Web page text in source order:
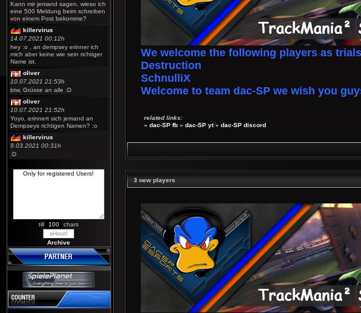
Kann mir jemand sagen, wieso ich
eine 500 Meldung beim schreiben
von einem Post bekomme?
killervirus
14.07.2021 00:12h
hey :o , an dempsey erinner ich
mich aber keine wie sein richtiger
Name ist.
oliver
10.07.2021 21:53h
btw, Grüsse an alle :D
oliver
10.07.2021 21:52h
Yoyo, erinnert sich jemand an
Dempseys richtigen Namen? :o
killervirus
9.03.2021 00:31h
:D
till chars
Archive
We welcome the following players as
Destruction
SchnulliX
Welcome to team dac-SPwe wish you
related links:
» dac-SP fb » dac-SP yt » dac-SP discord
3 new players